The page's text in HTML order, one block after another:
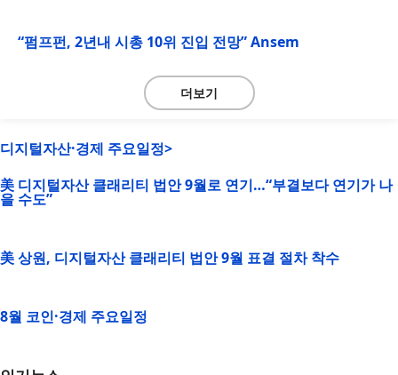
“펌프펀, 2년내 시총 10위 진입 전망” Ansem
더보기
디지털자산·경제 주요일정>
美 디지털자산 클래리티 법안 9월로 연기…“부결보다 연기가 나
을 수도”
美 상원, 디지털자산 클래리티 법안 9월 표결 절차 착수
8월 코인·경제 주요일정